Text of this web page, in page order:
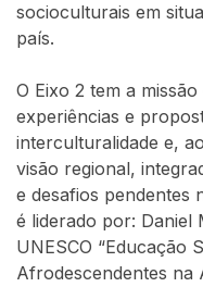
socioculturais em
país.
O Eixo 2 tem a
experiências e
interculturalidade e,
visão regional,
e desafios pendentes
é liderado por: Daniel
UNESCO “Educação
Afrodescendentes na